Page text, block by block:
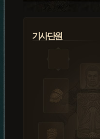
기사단원